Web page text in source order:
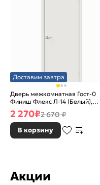
Доставим завтра
Дверь межкомнатная Гост-0
Финиш Флекс Л-14 (Белый),
глухая, каркасно-щитовая
2 270₽2 670 ₽
В корзину
Акции